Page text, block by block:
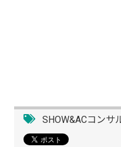
SHOW&ACコンサ